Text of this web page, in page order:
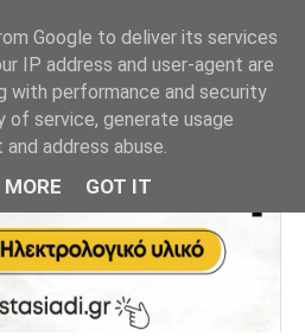
Google to deliver its services
IP address and user-agent are
with performance and security
service, generate usage
address abuse.
GOT IT